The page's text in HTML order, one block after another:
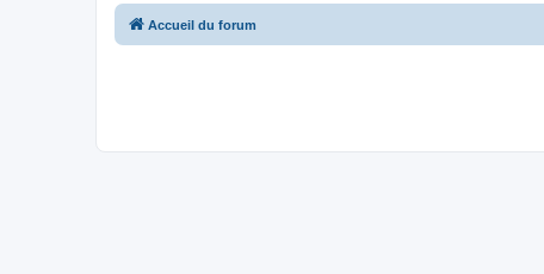
Accueil du forum